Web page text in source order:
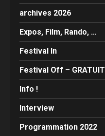
archives 2026
Expos, Film, Rando, …
Festival In
Festival Off – GRATUIT
Info !
Interview
Programmation 2022